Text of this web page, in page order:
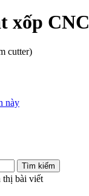
xốp CNC
cutter)
này
thị bài viết